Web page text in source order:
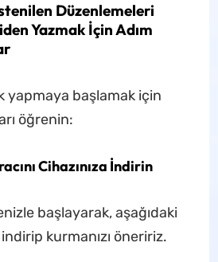
Düzenlemeleri
Yazmak İçin Adım
yapmaya başlamak için
öğrenin:
Cihazınıza İndirin
başlayarak, aşağıdaki
kurmanızı öneririz.